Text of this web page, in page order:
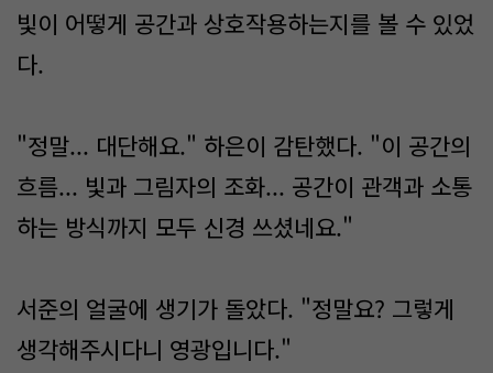
빛이 어떻게 공간과 상호작용하는지를 볼 수 있었
다.
"정말... 대단해요." 하은이 감탄했다. "이 공간의
흐름... 빛과 그림자의 조화... 공간이 관객과 소통
하는 방식까지 모두 신경 쓰셨네요."
서준의 얼굴에 생기가 돌았다. "정말요? 그렇게
생각해주시다니 영광입니다."